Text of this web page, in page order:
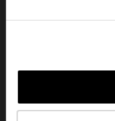
Datablad
Om oss